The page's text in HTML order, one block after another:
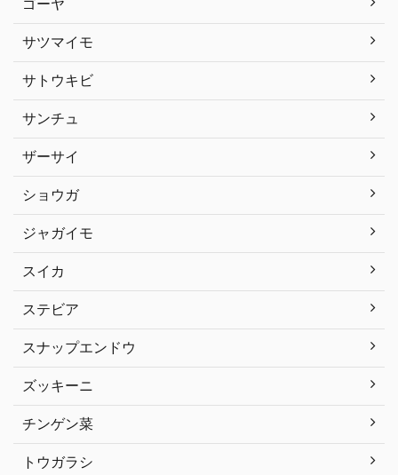
ゴーヤ
サツマイモ
サトウキビ
サンチュ
ザーサイ
ショウガ
ジャガイモ
スイカ
ステビア
スナップエンドウ
ズッキーニ
チンゲン菜
トウガラシ